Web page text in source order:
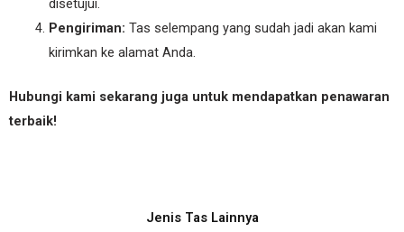
disetujui.
Pengiriman: Tas selempang yang sudah jadi akan kami
kirimkan ke alamat Anda.
Hubungi kami sekarang juga untuk mendapatkan penawaran
terbaik!
Jenis Tas Lainnya